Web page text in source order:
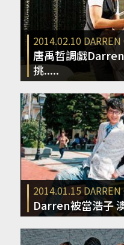
2014.02.10DARREN
唐禹哲調戲
挑.....
2014.01.15DARREN
Darren被當浩子